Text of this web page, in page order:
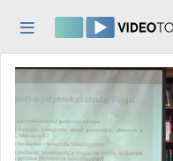
Home
Discovery